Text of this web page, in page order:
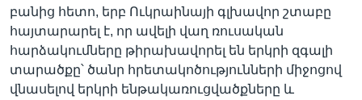
բանից հետո, երբ Ուկրաինայի գլխավոր շտաբը
հայտարարել է, որ ավելի վաղ ռուսական
հարձակումները թիրախավորել են երկրի զգալի
տարածքը՝ ծանր հրետակոծությունների միջոցով
վնասելով երկրի ենթակառուցվածքները և